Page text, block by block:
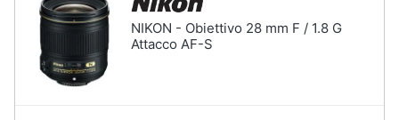
NIKON - Obiettivo 28 mm F / 1.8 G
Attacco AF-S